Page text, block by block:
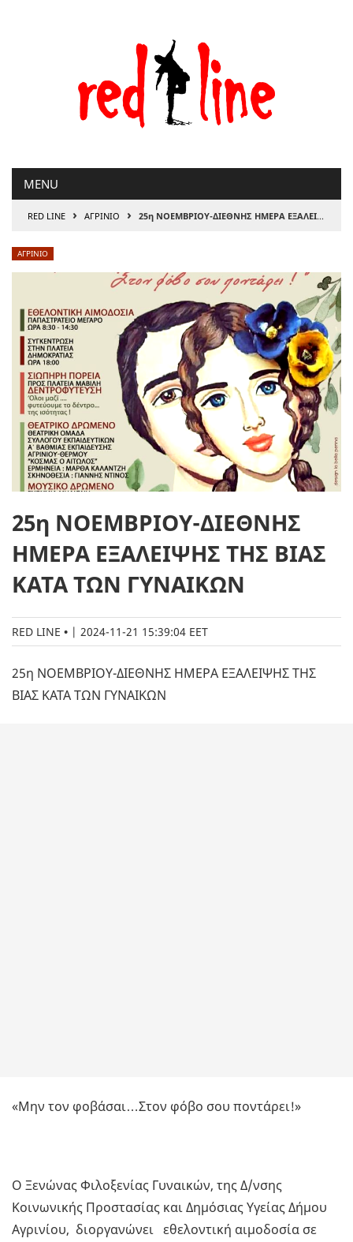
MENU
RED LINE › ΑΓΡΙΝΙΟ › 25η ΝΟΕΜΒΡΙΟΥ-ΔΙΕΘΝΗΣ ΗΜΕΡΑ ΕΞΑΛΕΙΨΗΣ ΤΗΣ ΒΙΑΣ ΚΑΤΑ ΤΩΝ ΓΥΝΑΙΚΩΝ
ΑΓΡΙΝΙΟ
25η ΝΟΕΜΒΡΙΟΥ-ΔΙΕΘΝΗΣ
ΗΜΕΡΑ ΕΞΑΛΕΙΨΗΣ ΤΗΣ ΒΙΑΣ
ΚΑΤΑ ΤΩΝ ΓΥΝΑΙΚΩΝ
RED LINE | 2024-11-21 15:39:04 EET
25η ΝΟΕΜΒΡΙΟΥ-ΔΙΕΘΝΗΣ ΗΜΕΡΑ ΕΞΑΛΕΙΨΗΣ ΤΗΣ
ΒΙΑΣ ΚΑΤΑ ΤΩΝ ΓΥΝΑΙΚΩΝ
«Μην τον φοβάσαι…Στον φόβο σου ποντάρει!»
Ο Ξενώνας Φιλοξενίας Γυναικών, της Δ/νσης
Κοινωνικής Προστασίας και Δημόσιας Υγείας Δήμου
Αγρινίου, διοργανώνει εθελοντική αιμοδοσία σε